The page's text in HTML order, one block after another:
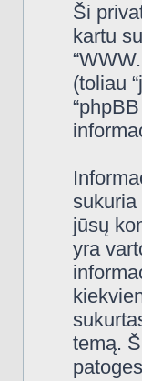
Ši
kartu
(toliau
sukuria
jūsų
yra
temą.